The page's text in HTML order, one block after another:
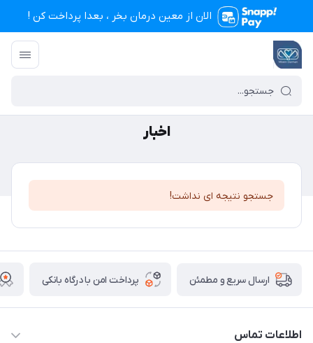
الان از معین درمان بخر ، بعدا پرداخت کن !
تجهیزات پزشکی معین درمان
اخبار
جستجو نتیجه ای نداشت!
ارسال سریع و مطمئن پرداخت امن با درگاه بانکی
اطلاعات تماس